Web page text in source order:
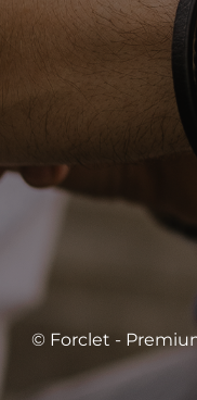
© Forclet -